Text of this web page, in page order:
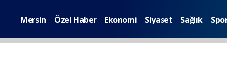
Mersin Özel Haber Ekonomi Siyaset Sağlık Spor